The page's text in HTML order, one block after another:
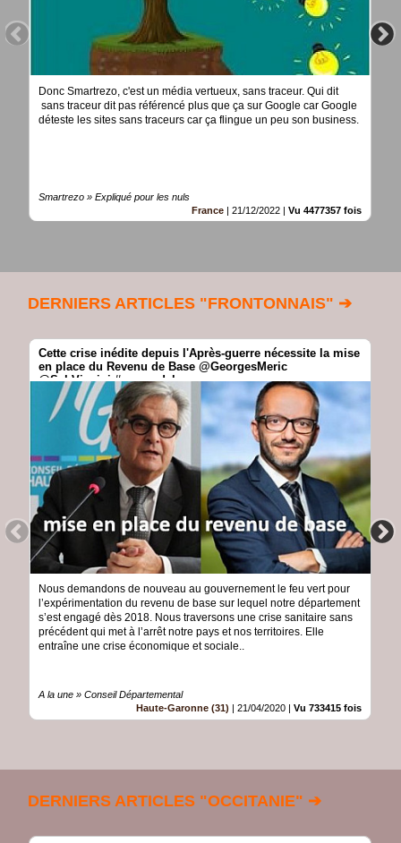
Donc Smartrezo, c'est un média vertueux, sans traceur. Qui dit
sans traceur dit pas référencé plus que ça sur Google car Google
déteste les sites sans traceurs car ça flingue un peu son business.
Smartrezo » Expliqué pour les nuls
France | 21/12/2022 | Vu 4477357 fois
DERNIERS ARTICLES "FRONTONNAIS" ➔
Cette crise inédite depuis l'Après-guerre nécessite la mise
en place du Revenu de Base @GeorgesMeric
@SebVincini #revenudebase
Nous demandons de nouveau au gouvernement le feu vert pour
l’expérimentation du revenu de base sur lequel notre département
s’est engagé dès 2018. Nous traversons une crise sanitaire sans
précédent qui met à l’arrêt notre pays et nos territoires. Elle
entraîne une crise économique et sociale..
A la une » Conseil Départemental
Haute-Garonne (31) | 21/04/2020 | Vu 733415 fois
DERNIERS ARTICLES "OCCITANIE" ➔